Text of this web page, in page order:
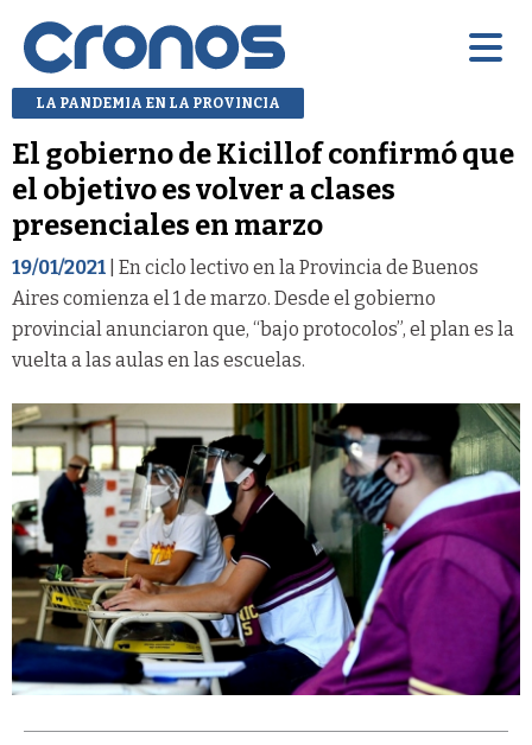
LA PANDEMIA EN LA PROVINCIA
El gobierno de Kicillof confirmó que
el objetivo es volver a clases
presenciales en marzo
19/01/2021 | En ciclo lectivo en la Provincia de Buenos
Aires comienza el 1 de marzo. Desde el gobierno
provincial anunciaron que, “bajo protocolos”, el plan es la
vuelta a las aulas en las escuelas.